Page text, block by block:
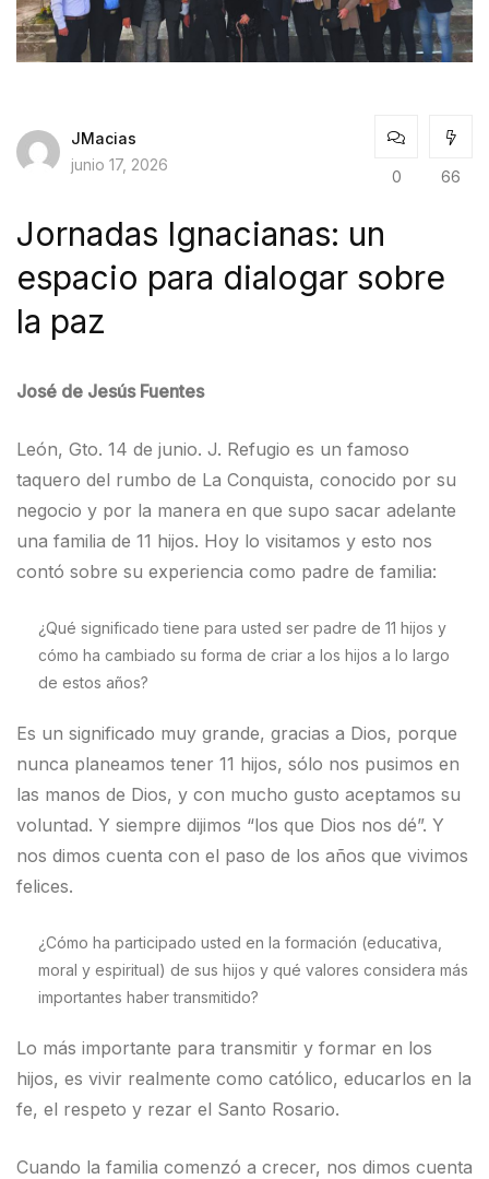
JMacias
junio 17, 2026
0 66
Jornadas Ignacianas: un
espacio para dialogar sobre
la paz
José de Jesús Fuentes
León, Gto. 14 de junio. J. Refugio es un famoso
taquero del rumbo de La Conquista, conocido por su
negocio y por la manera en que supo sacar adelante
una familia de 11 hijos. Hoy lo visitamos y esto nos
contó sobre su experiencia como padre de familia:
¿Qué significado tiene para usted ser padre de 11 hijos y
cómo ha cambiado su forma de criar a los hijos a lo largo
de estos años?
Es un significado muy grande, gracias a Dios, porque
nunca planeamos tener 11 hijos, sólo nos pusimos en
las manos de Dios, y con mucho gusto aceptamos su
voluntad. Y siempre dijimos “los que Dios nos dé”. Y
nos dimos cuenta con el paso de los años que vivimos
felices.
¿Cómo ha participado usted en la formación (educativa,
moral y espiritual) de sus hijos y qué valores considera más
importantes haber transmitido?
Lo más importante para transmitir y formar en los
hijos, es vivir realmente como católico, educarlos en la
fe, el respeto y rezar el Santo Rosario.
Cuando la familia comenzó a crecer, nos dimos cuenta